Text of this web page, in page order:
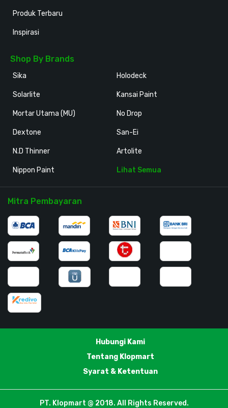
Produk Terbaru
Inspirasi
Shop By Brands
Sika
Solarlite
Mortar Utama (MU)
Dextone
N.D Thinner
Nippon Paint
Holodeck
Kansai Paint
No Drop
San-Ei
Artolite
Lihat Semua
Mitra Pembayaran
Hubungi Kami
Tentang Klopmart
Syarat & Ketentuan
PT. Klopmart @ 2018. All Rights Reserved.